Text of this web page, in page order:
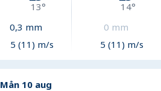
13°
0,3 mm
5 (11) m/s
14°
0 mm
5 (11) m/s
Mån 10 aug